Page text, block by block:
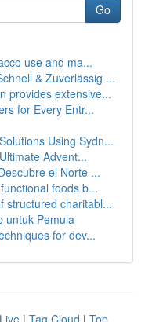
Go
use and ma...
& Zuverlässig ...
provides extensive...
for Every Entr...
Using Sydn...
Advent...
el Norte ...
foods b...
structured charitabl...
untuk Pemula
for dev...
Live | Tag Cloud | Top